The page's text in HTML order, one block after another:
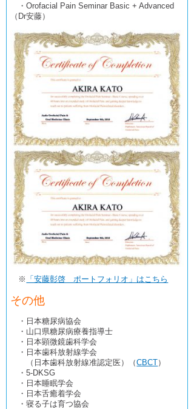
・Orofacial Pain Seminar Basic + Advanced
（Dr安藤）
※ 「安藤彰啓 ポートフォリオ」はこちら
その他
・日本糖尿病協会
・山口県糖尿病療養指導士
・日本顕微鏡歯科学会
・日本歯科放射線学会
（日本歯科放射線准認定医）（CBCT）
・5-DKSG
・日本睡眠学会
・日本舌癒着学会
・寝る子は育つ協会